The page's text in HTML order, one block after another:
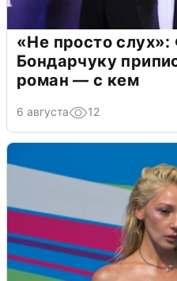
«Не просто
Бондарчуку
роман — с кем
6 августа 12